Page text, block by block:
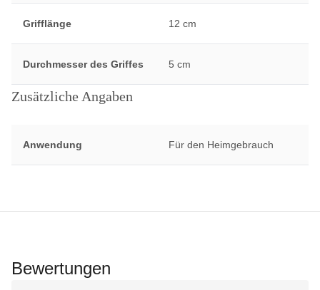
Grifflänge 12 cm
Durchmesser des Griffes 5 cm
Zusätzliche Angaben
Anwendung Für den Heimgebrauch
Bewertungen